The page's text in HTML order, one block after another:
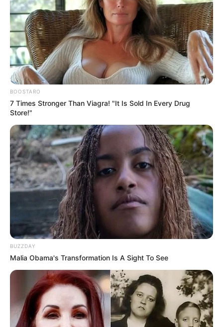
BOOSTARO
7 Times Stronger Than Viagra! "It Is Sold In Every Drug
Store!"
BUZZDAY
Malia Obama's Transformation Is A Sight To See